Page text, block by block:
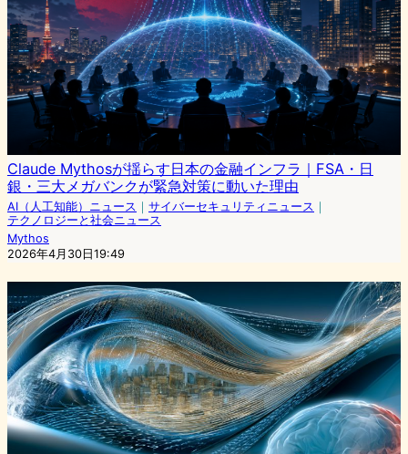
Claude Mythosが揺らす日本の金融インフラ｜FSA・日
銀・三大メガバンクが緊急対策に動いた理由
AI（人工知能）ニュース ｜ サイバーセキュリティニュース ｜
テクノロジーと社会ニュース
Mythos
2026年4月30日19:49